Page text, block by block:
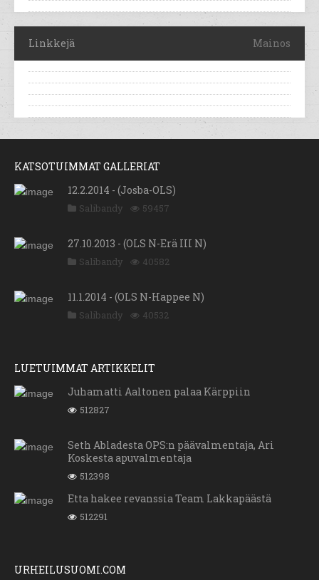
Linkkejä Mainos
KATSOTUIMMAT GALLERIAT
12.2.2014 - (Josba-OLS)
Salibandy 59457
27.10.2013 - (OLS N-Erä III N)
Salibandy 40582
11.1.2014 - (OLS N-Happee N)
Salibandy 40532
LUETUIMMAT ARTIKKELIT
Juhamatti Aaltonen palaa Kärppiin
512827
Seth Abladesta OPS:n päävalmentaja, Ari
Koskesta apuvalmentaja
512398
Etta hakee revanssia Team Lakkapäästä
512291
URHEILUSUOMI.COM